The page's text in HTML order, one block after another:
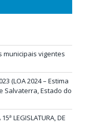
municipais vigentes
(LOA 2024 – Estima
Salvaterra, Estado do
LEGISLATURA, DE